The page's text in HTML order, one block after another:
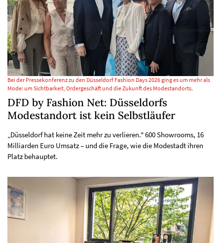
Bei der Pressekonferenz zu den Düsseldorf Fashion Days 2026 ging es um mehr als
Mode: um Sichtbarkeit, Ordergeschäft und die Zukunft des Modestandorts.
DFD by Fashion Net: Düsseldorfs
Modestandort ist kein Selbstläufer
„Düsseldorf hat keine Zeit mehr zu verlieren." 600 Showrooms, 16
Milliarden Euro Umsatz – und die Frage, wie die Modestadt ihren
Platz behauptet.